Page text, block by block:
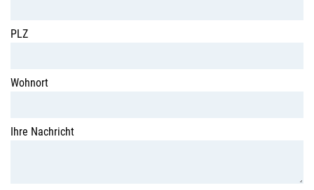
PLZ
Wohnort
Ihre Nachricht